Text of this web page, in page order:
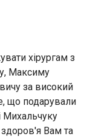
хірургам з
Максиму
за високий
що подарували
Михальчуку
Вам та